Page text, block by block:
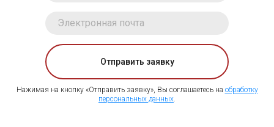
Отправить заявку
Нажимая на кнопку «Отправить заявку», Вы соглашаетесь на обработку
персональных данных.